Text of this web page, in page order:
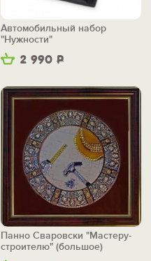
2 990 Р
Автомобильный набор
"Нужности"
Панно Сваровски "Мастеру-
строителю" (большое)